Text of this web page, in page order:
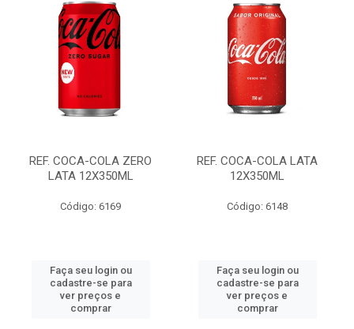
REF. COCA-COLA ZERO
LATA 12X350ML
Código: 6169
Faça seu login ou
cadastre-se para
ver preços e
comprar
REF. COCA-COLA LATA
12X350ML
Código: 6148
Faça seu login ou
cadastre-se para
ver preços e
comprar